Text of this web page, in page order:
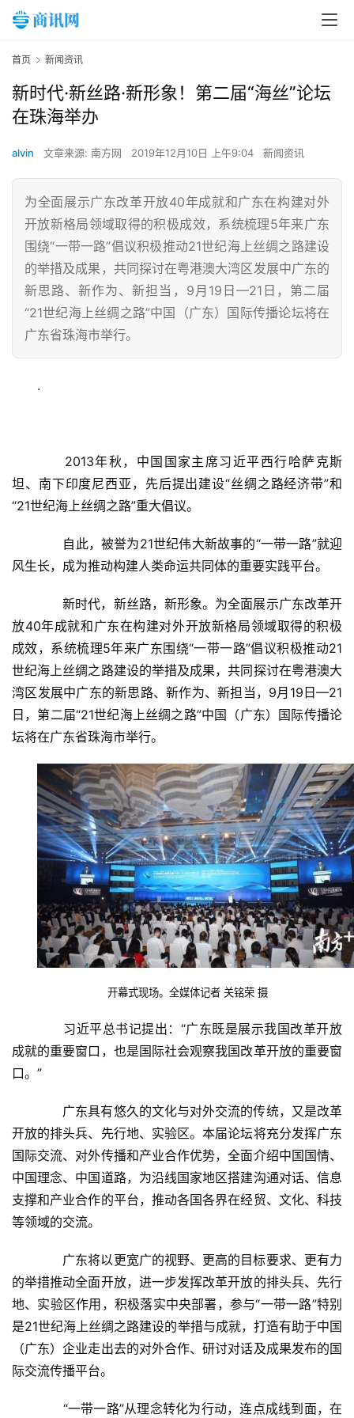
首
页
新
闻
资
讯
财
业
A
科
首页 新闻资讯
新时代·新丝路·新形象！第二届“海丝”论坛
在珠海举办
alvin 文章来源: 南方网 2019年12月10日 上午9:04 新闻资讯
为全面展示广东改革开放40年成就和广东在构建对外
开放新格局领域取得的积极成效，系统梳理5年来广东
围绕“一带一路”倡议积极推动21世纪海上丝绸之路建设
的举措及成果，共同探讨在粤港澳大湾区发展中广东的
新思路、新作为、新担当，9月19日—21日，第二届
“21世纪海上丝绸之路”中国（广东）国际传播论坛将在
广东省珠海市举行。
.
2013年秋，中国国家主席习近平西行哈萨克斯
坦、南下印度尼西亚，先后提出建设“丝绸之路经济带”和
“21世纪海上丝绸之路”重大倡议。
自此，被誉为21世纪伟大新故事的“一带一路”就迎
风生长，成为推动构建人类命运共同体的重要实践平台。
新时代，新丝路，新形象。为全面展示广东改革开
放40年成就和广东在构建对外开放新格局领域取得的积极
成效，系统梳理5年来广东围绕“一带一路”倡议积极推动21
世纪海上丝绸之路建设的举措及成果，共同探讨在粤港澳大
湾区发展中广东的新思路、新作为、新担当，9月19日—21
日，第二届“21世纪海上丝绸之路”中国（广东）国际传播论
坛将在广东省珠海市举行。
开幕式现场。全媒体记者 关铭荣 摄
习近平总书记提出：“广东既是展示我国改革开放
成就的重要窗口，也是国际社会观察我国改革开放的重要窗
口。”
广东具有悠久的文化与对外交流的传统，又是改革
开放的排头兵、先行地、实验区。本届论坛将充分发挥广东
国际交流、对外传播和产业合作优势，全面介绍中国国情、
中国理念、中国道路，为沿线国家地区搭建沟通对话、信息
支撑和产业合作的平台，推动各国各界在经贸、文化、科技
等领域的交流。
广东将以更宽广的视野、更高的目标要求、更有力
的举措推动全面开放，进一步发挥改革开放的排头兵、先行
地、实验区作用，积极落实中央部署，参与“一带一路”特别
是21世纪海上丝绸之路建设的举措与成就，打造有助于中国
（广东）企业走出去的对外合作、研讨对话及成果发布的国
际交流传播平台。
“一带一路”从理念转化为行动，连点成线到面，在